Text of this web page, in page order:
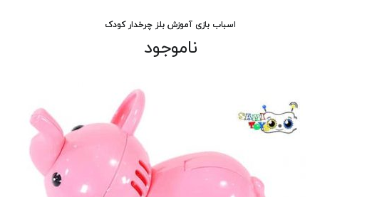
اسباب بازی آموزش بلز چرخدار کودک
ناموجود